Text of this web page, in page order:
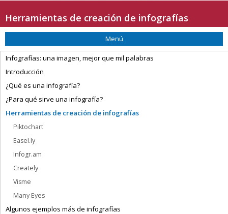
Menú
Infografías: una imagen, mejor que mil palabras
Introducción
¿Qué es una infografía?
¿Para qué sirve una infografía?
Herramientas de creación de infografías
Piktochart
Easel.ly
Infogr.am
Creately
Visme
Many Eyes
Algunos ejemplos más de infografías
Herramientas de creación de infografías